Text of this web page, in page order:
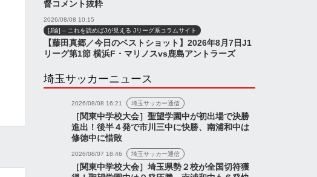
督コメント抜粋
2026/08/08 10:15
[J論] – これを読めばJが見える Jリーグ系コラムサイト
【藤田真郷／今日のベストショット】2026年8月7日J1
リーグ第1節 横浜F・マリノスvs鹿島アントラーズ
埼玉サッカーニュース
2026/08/08 16:21 埼玉サッカー通信
［関東中学校大会］聖望学園中が初出場で決勝
進出！後半４発で市川三中に快勝、南浦和中は
修徳中に惜敗
2026/08/07 18:46 埼玉サッカー通信
［関東中学校大会］埼玉県勢２校が全国切符獲